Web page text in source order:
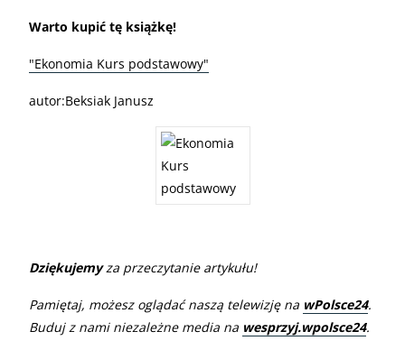
Warto kupić tę książkę!
"Ekonomia Kurs podstawowy"
autor:Beksiak Janusz
Dziękujemyza przeczytanie artykułu!
Pamiętaj, możesz oglądać naszą telewizję na wPolsce24.
Buduj z nami niezależne media na wesprzyj.wpolsce24.